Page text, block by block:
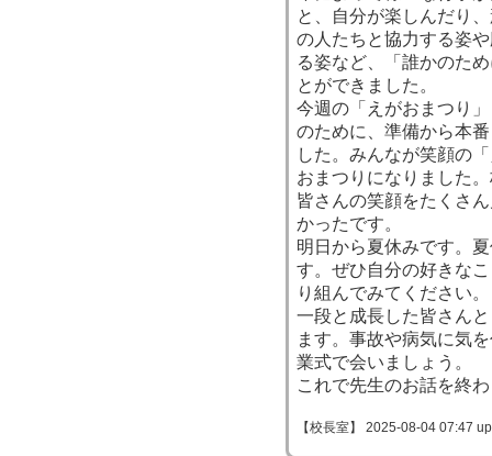
と、自分が楽しんだり
の人たちと協力する姿
る姿など、「誰かのた
とができました。
今週の「えがおまつり
のために、準備から本
した。みんなが笑顔の
おまつりになりました
皆さんの笑顔をたくさ
かったです。
明日から夏休みです。
す。ぜひ自分の好きな
り組んでみてください。
一段と成長した皆さん
ます。事故や病気に気
業式で会いましょう。
これで先生のお話を終
【校長室】 2025-08-04 07:47